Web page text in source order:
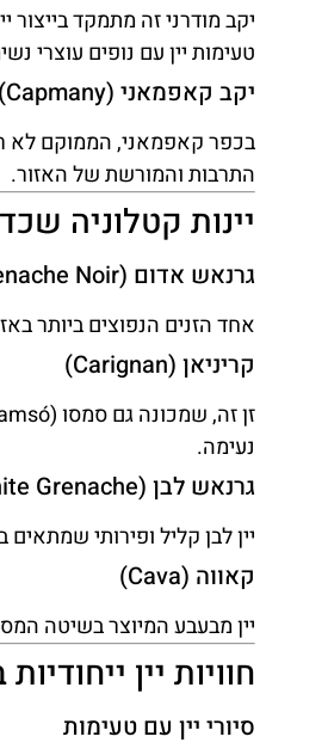
יקב מודרני זה מתמקד בייצור
טעימות יין עם נופים עוצרי
יקב קאפמאני (Capmany)
בכפר קאפמאני, הממוקם לא
התרבות והמורשת של האזור.
יינות קטלוניה
גרנאש אדום (Grenache Noir)
אחד הזנים הנפוצים ביותר
קריניאן (Carignan)
נעימה.
גרנאש לבן (White Grenache)
יין לבן קליל ופירותי
קאווה (Cava)
יין מבעבע המיוצר בשיטה
חוויות יין
סיורי יין עם טעימות